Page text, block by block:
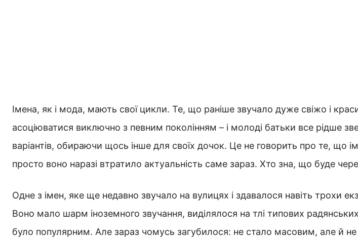
Імена, як і мода, мають свої цикли. Те, що раніше звучало дуже свіжо і
асоціюватися виключно з певним поколінням – і молоді батьки все рідше
варіантів, обираючи щось інше для своїх дочок. Це не говорить про те, що
просто воно наразі втратило актуальність саме зараз. Хто зна, що буде
Одне з імен, яке ще недавно звучало на вулицях і здавалося навіть трохи
Воно мало шарм іноземного звучання, виділялося на тлі типових
було популярним. Але зараз чомусь загубилося: не стало масовим, але й